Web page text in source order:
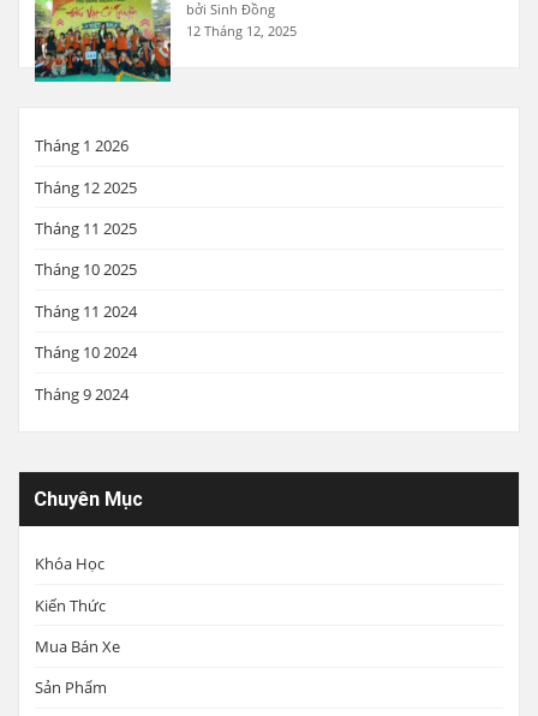
bởi Sinh Đồng
12 Tháng 12, 2025
Tháng 1 2026
Tháng 12 2025
Tháng 11 2025
Tháng 10 2025
Tháng 11 2024
Tháng 10 2024
Tháng 9 2024
Chuyên Mục
Khóa Học
Kiến Thức
Mua Bán Xe
Sản Phẩm